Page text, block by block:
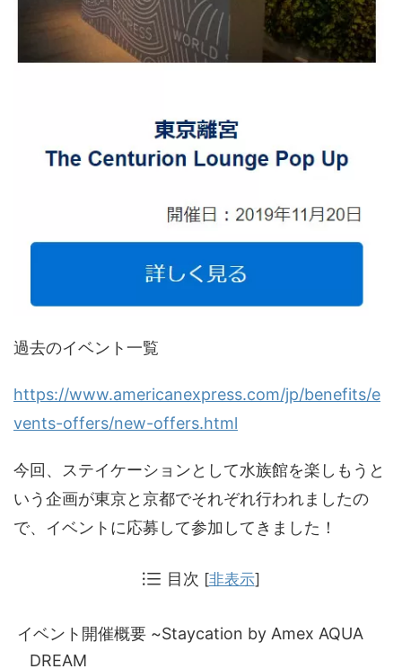
過去のイベント一覧
https://www.americanexpress.com/jp/benefits/e
vents-offers/new-offers.html
今回、ステイケーションとして水族館を楽しもうと
いう企画が東京と京都でそれぞれ行われましたの
で、イベントに応募して参加してきました！
目次 [非表示]
イベント開催概要 ~Staycation by Amex AQUA
DREAM